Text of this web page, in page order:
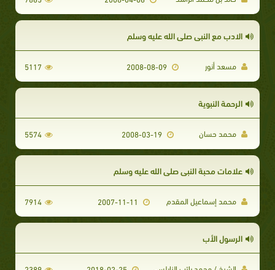
الادب مع النبي صلى الله عليه وسلم
مسعد أنور 2008-08-09
5117
الرحمة النبوية
محمد حسان 5574
علامات محبة النبي صلى الله عليه وسلم
محمد إسماعيل المقدم 7914
الرسول الأب